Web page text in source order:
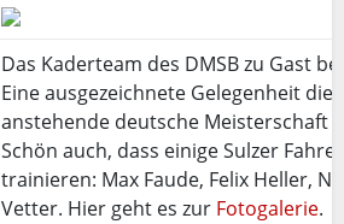
Das Kaderteam des DMSB zu Gast
Eine ausgezeichnete Gelegenheit
anstehende deutsche Meisterschaft
Schön auch, dass einige Sulzer
trainieren: Max Faude, Felix Heller,
Vetter. Hier geht es zur Fotogalerie.